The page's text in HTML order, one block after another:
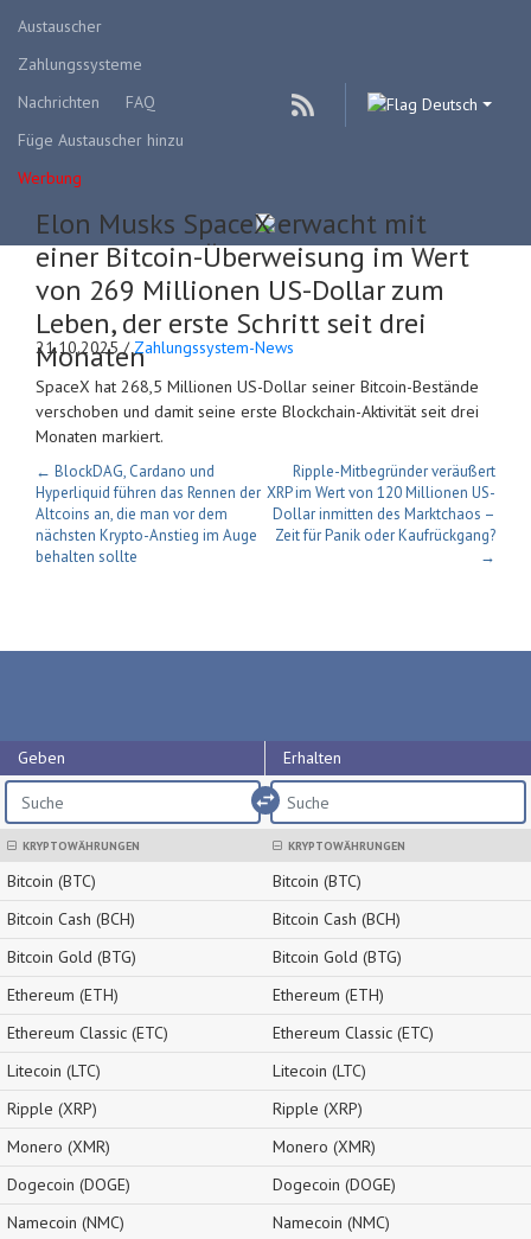
Austauscher
Zahlungssysteme
Nachrichten
FAQ
Füge Austauscher hinzu
Werbung
Deutsch
Elon Musks SpaceX erwacht mit
einer Bitcoin-Überweisung im Wert
von 269 Millionen US-Dollar zum
Leben, der erste Schritt seit drei
Monaten
21.10.2025 /Zahlungssystem-News
SpaceX hat 268,5 Millionen US-Dollar seiner Bitcoin-Bestände
verschoben und damit seine erste Blockchain-Aktivität seit drei
Monaten markiert.
← BlockDAG, Cardano und
Hyperliquid führen das Rennen der
Altcoins an, die man vor dem
nächsten Krypto-Anstieg im Auge
behalten sollte
Ripple-Mitbegründer veräußert
XRP im Wert von 120 Millionen US-
Dollar inmitten des Marktchaos –
Zeit für Panik oder Kaufrückgang?
→
Geben Erhalten
import_export
KRYPTOWÄHRUNGEN
Bitcoin (BTC)
Bitcoin Cash (BCH)
Bitcoin Gold (BTG)
Ethereum (ETH)
Ethereum Classic (ETC)
Litecoin (LTC)
Ripple (XRP)
Monero (XMR)
Dogecoin (DOGE)
Namecoin (NMC)
KRYPTOWÄHRUNGEN
Bitcoin (BTC)
Bitcoin Cash (BCH)
Bitcoin Gold (BTG)
Ethereum (ETH)
Ethereum Classic (ETC)
Litecoin (LTC)
Ripple (XRP)
Monero (XMR)
Dogecoin (DOGE)
Namecoin (NMC)